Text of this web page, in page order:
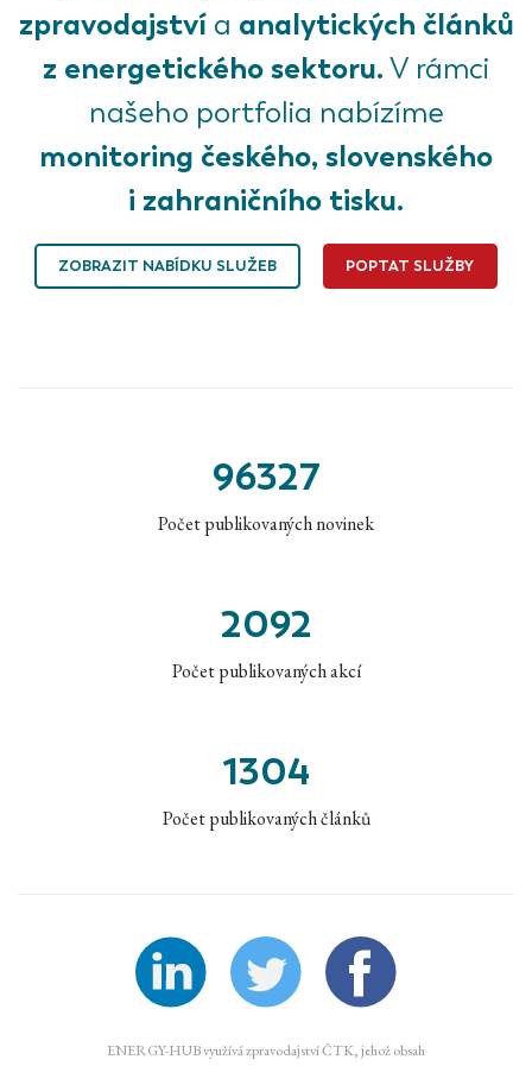
zpravodajstvía analytických článků
z energetického sektoru. V rámci
našeho portfolia nabízíme
monitoring českého, slovenského
i zahraničního tisku.
ZOBRAZIT NABÍDKU SLUŽEB POPTAT SLUŽBY
96327
Počet publikovaných novinek
2092
Počet publikovaných akcí
1304
Počet publikovaných článků
ENERGY-HUB využívá zpravodajství ČTK, jehož obsah